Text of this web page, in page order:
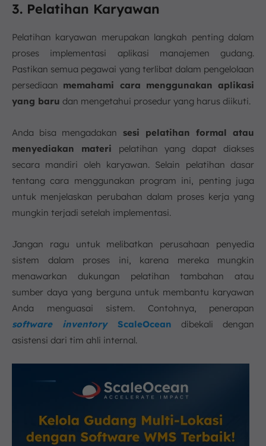
3. Pelatihan Karyawan
Pelatihan karyawan merupakan langkah penting dalam
proses implementasi aplikasi manajemen gudang.
Pastikan semua pegawai yang terlibat dalam pengelolaan
persediaan memahami cara menggunakan aplikasi
yang baru dan mengetahui prosedur yang harus diikuti.
Anda bisa mengadakan sesi pelatihan formal atau
menyediakan materi pelatihan yang dapat diakses
secara mandiri oleh karyawan. Selain pelatihan dasar
tentang cara menggunakan program ini, penting juga
untuk menjelaskan perubahan dalam proses kerja yang
mungkin terjadi setelah implementasi.
Jangan ragu untuk melibatkan perusahaan penyedia
sistem dalam proses ini, karena mereka mungkin
menawarkan dukungan pelatihan tambahan atau
sumber daya yang berguna untuk membantu karyawan
Anda menguasai sistem. Contohnya, penerapan
software inventoryScaleOcean dibekali dengan
asistensi dari tim ahli internal.